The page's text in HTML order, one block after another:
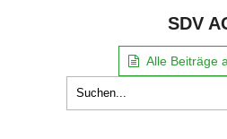
SDV
Alle Beiträge